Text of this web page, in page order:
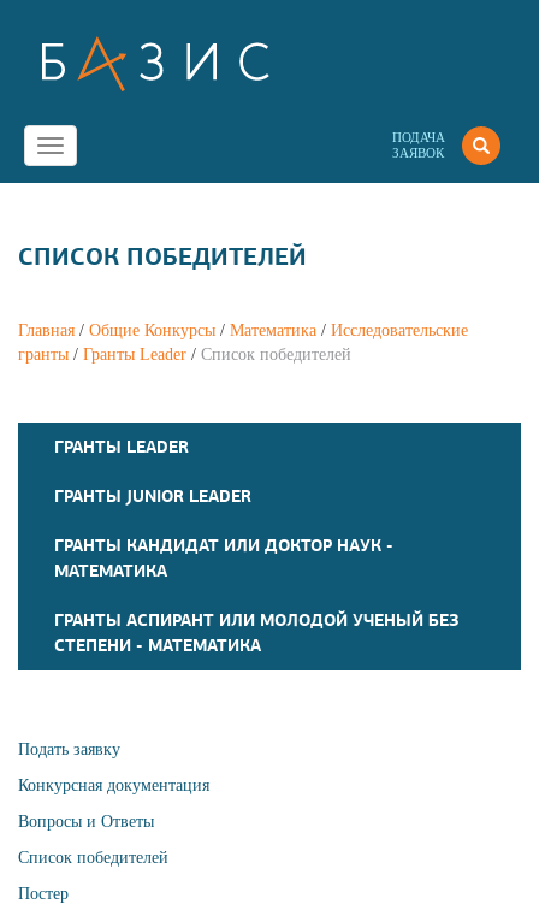
ПОДАЧА
ЗАЯВОК
Toggle
navigation
СПИСОК ПОБЕДИТЕЛЕЙ
Главная / Общие Конкурсы / Математика / Исследовательские
гранты / Гранты Leader / Список победителей
ГРАНТЫ LEADER
ГРАНТЫ JUNIOR LEADER
ГРАНТЫ КАНДИДАТ ИЛИ ДОКТОР НАУК -
МАТЕМАТИКА
ГРАНТЫ АСПИРАНТ ИЛИ МОЛОДОЙ УЧЕНЫЙ БЕЗ
СТЕПЕНИ - МАТЕМАТИКА
Подать заявку
Конкурсная документация
Вопросы и Ответы
Список победителей
Постер